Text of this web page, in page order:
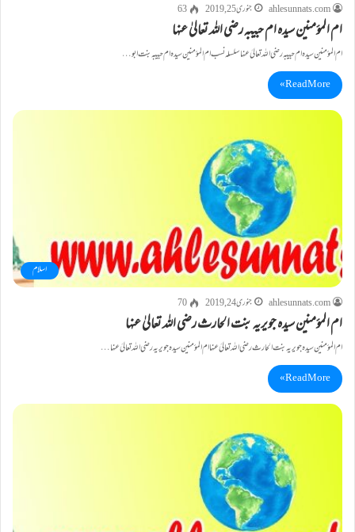
ahlesunnats.com
جنوری 25, 2019 63
ام المؤمنین سیدہ ام حبیبہ رضی اللہ تعالیٰ عنہا
ام المؤمنین سیدہ ام حبیبہ رضی اللہ تعالیٰ عنہا سلسلہ نسب ام المؤمنین سیدہ ام حبیبہ بنت ابو…
Read More »
اسلام
ahlesunnats.com
جنوری 24, 2019 70
ام المؤمنین سیدہ جویریہ بنت الحارث رضی اللہ تعالیٰ عنہا
ام المؤمنین سیدہ جویریہ بنت الحارث رضی اللہ تعالیٰ عنہا ام المؤمنین سیدہ جویریہ رضی اللہ تعالیٰ عنہا…
Read More »